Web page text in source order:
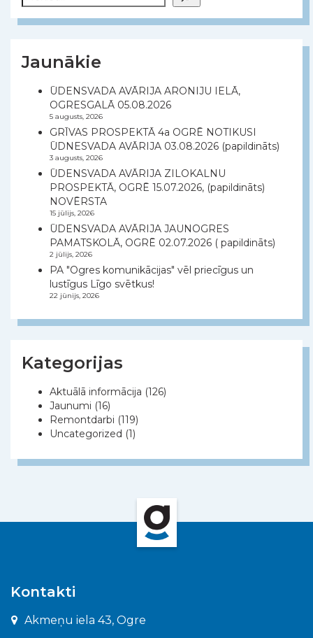
Jaunākie
ŪDENSVADA AVĀRIJA ARONIJU IELĀ,
OGRESGALĀ 05.08.2026
5 augusts, 2026
GRĪVAS PROSPEKTĀ 4a OGRĒ NOTIKUSI
ŪDNESVADA AVĀRIJA 03.08.2026 (papildināts)
3 augusts, 2026
ŪDENSVADA AVĀRIJA ZILOKALNU
PROSPEKTĀ, OGRĒ 15.07.2026, (papildināts)
NOVĒRSTA
15 jūlijs, 2026
ŪDENSVADA AVĀRIJA JAUNOGRES
PAMATSKOLĀ, OGRĒ 02.07.2026 ( papildināts)
2 jūlijs, 2026
PA "Ogres komunikācijas" vēl priecīgus un
lustīgus Līgo svētkus!
22 jūnijs, 2026
Kategorijas
Aktuālā informācija (126)
Jaunumi (16)
Remontdarbi (119)
Uncategorized (1)
Kontakti
Akmeņu iela 43, Ogre